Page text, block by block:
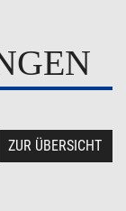
ZUR ÜBERSICHT